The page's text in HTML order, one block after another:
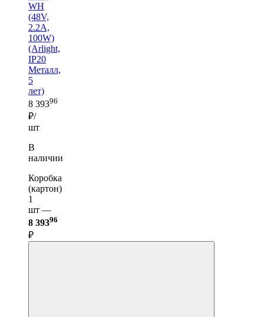
WH
(48V,
2.2A,
100W)
(Arlight,
IP20
Металл,
5
лет)
8 39396
₽/
шт
В
наличии
Коробка
(картон)
1
шт —
8 39396
₽